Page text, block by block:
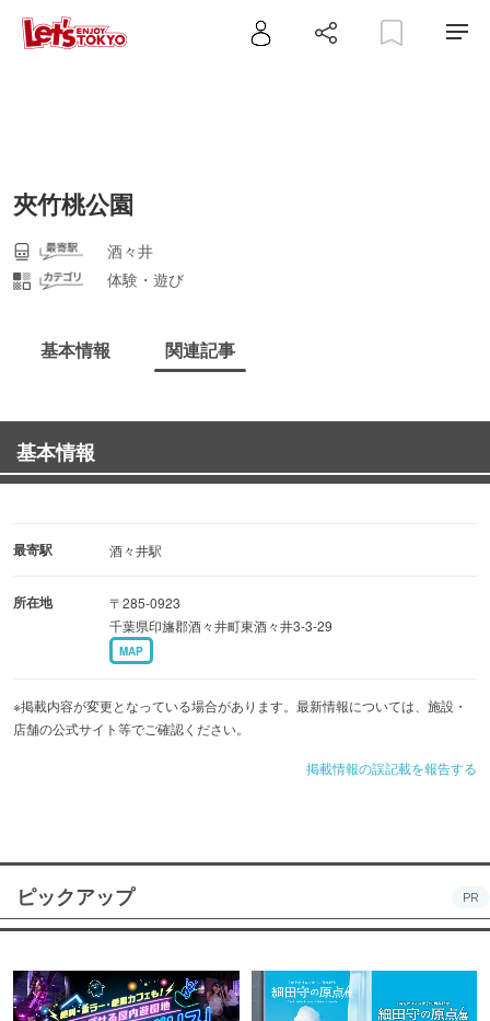
夾竹桃公園
酒々井
体験・遊び
基本情報 関連記事
基本情報
最寄駅 酒々井駅
所在地
〒285-0923
千葉県印旛郡酒々井町東酒々井3-3-29
MAP
※掲載内容が変更となっている場合があります。最新情報については、施設・
店舗の公式サイト等でご確認ください。
掲載情報の誤記載を報告する
ピックアップ PR